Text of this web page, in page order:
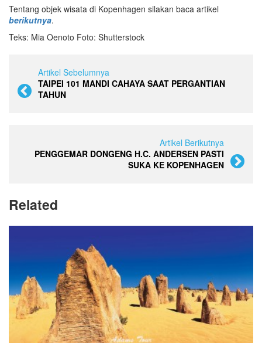
Tentang objek wisata di Kopenhagen silakan baca artikel
berikutnya.
Teks: Mia Oenoto Foto: Shutterstock
Artikel Sebelumnya
TAIPEI 101 MANDI CAHAYA SAAT PERGANTIAN
TAHUN
Artikel Berikutnya
PENGGEMAR DONGENG H.C. ANDERSEN PASTI
SUKA KE KOPENHAGEN
Related